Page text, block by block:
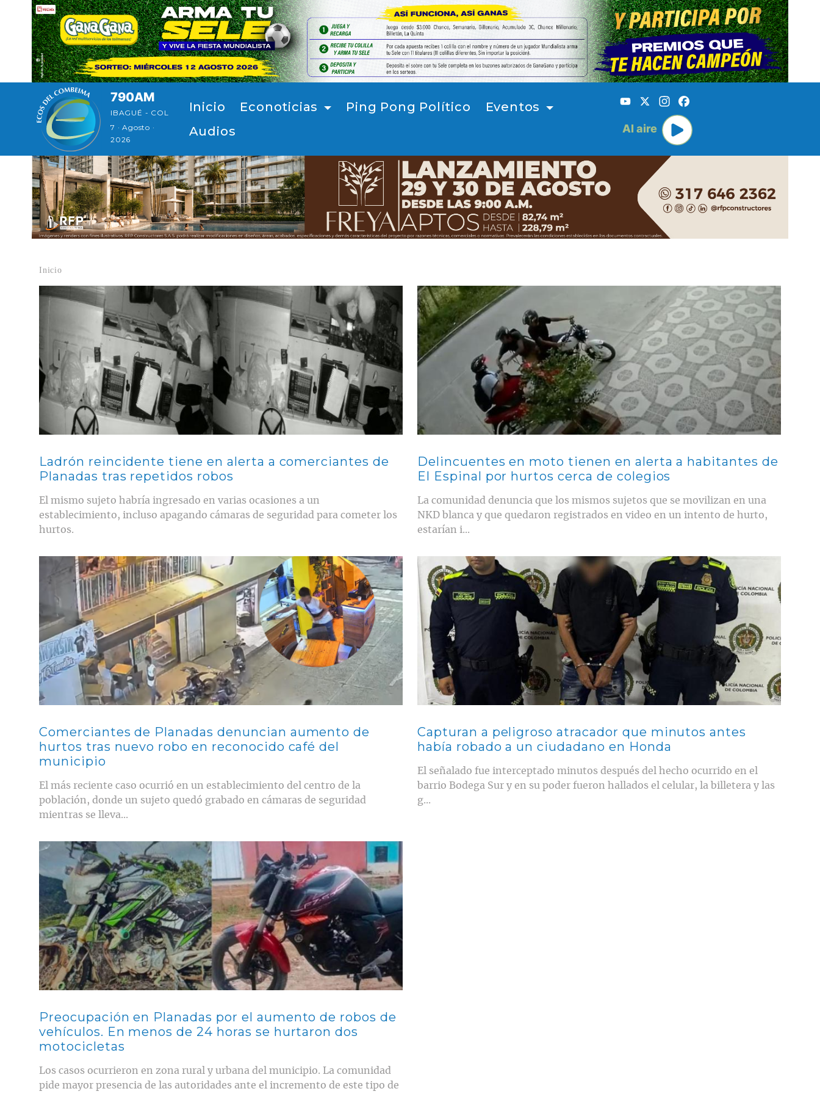
Pasar al contenido principal
790AM
IBAGUÉ - COL
7 · Agosto ·
2026
Inicio Econoticias Ping Pong Político
Eventos
Audios
YouTube
X Instagram
Al aire
Inicio
Contenido multimedia principal
Ladrón reincidente tiene en alerta a comerciantes de
Planadas tras repetidos robos
El mismo sujeto habría ingresado en varias ocasiones a un
establecimiento, incluso apagando cámaras de seguridad para cometer los
hurtos.
Contenido multimedia principal
Delincuentes en moto tienen en alerta a habitantes de
El Espinal por hurtos cerca de colegios
La comunidad denuncia que los mismos sujetos que se movilizan en una
NKD blanca y que quedaron registrados en video en un intento de hurto,
estarían i...
Contenido multimedia principal
Comerciantes de Planadas denuncian aumento de
hurtos tras nuevo robo en reconocido café del
municipio
El más reciente caso ocurrió en un establecimiento del centro de la
población, donde un sujeto quedó grabado en cámaras de seguridad
mientras se lleva...
Contenido multimedia principal
Capturan a peligroso atracador que minutos antes
había robado a un ciudadano en Honda
El señalado fue interceptado minutos después del hecho ocurrido en el
barrio Bodega Sur y en su poder fueron hallados el celular, la billetera y las
g...
Contenido multimedia principal
Preocupación en Planadas por el aumento de robos de
vehículos. En menos de 24 horas se hurtaron dos
motocicletas
Los casos ocurrieron en zona rural y urbana del municipio. La comunidad
pide mayor presencia de las autoridades ante el incremento de este tipo de